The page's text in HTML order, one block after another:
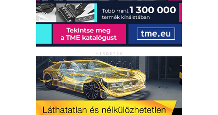
HIRDETÉS